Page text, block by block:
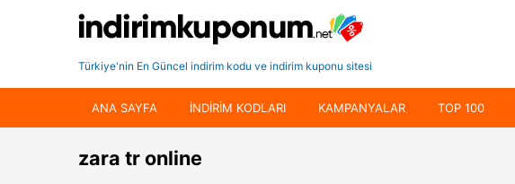
Türkiye'nin En Güncel indirim kodu ve indirim kuponu sitesi
ANA SAYFA INDIRIM KODLARI KAMPANYALAR TOP 100
zara tr online